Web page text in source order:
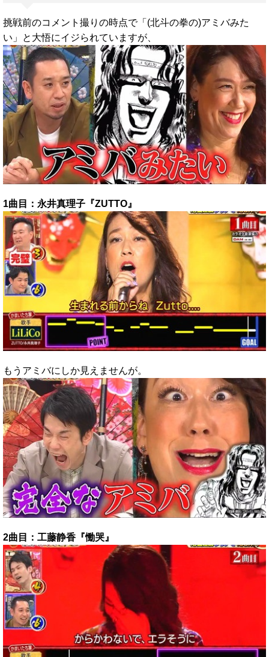
挑戦前のコメント撮りの時点で「(北斗の拳の)アミバみた
い」と大悟にイジられていますが、
1曲目：永井真理子『ZUTTO』
もうアミバにしか見えませんが。
2曲目：工藤静香『慟哭』